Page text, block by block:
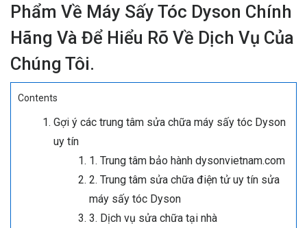
Phẩm Về Máy Sấy Tóc Dyson Chính
Hãng Và Để Hiểu Rõ Về Dịch Vụ Của
Chúng Tôi.
Contents
Gợi ý các trung tâm sửa chữa máy sấy tóc Dyson
uy tín
1. Trung tâm bảo hành dysonvietnam.com
2. Trung tâm sửa chữa điện tử uy tín sửa
máy sấy tóc Dyson
3. Dịch vụ sửa chữa tại nhà